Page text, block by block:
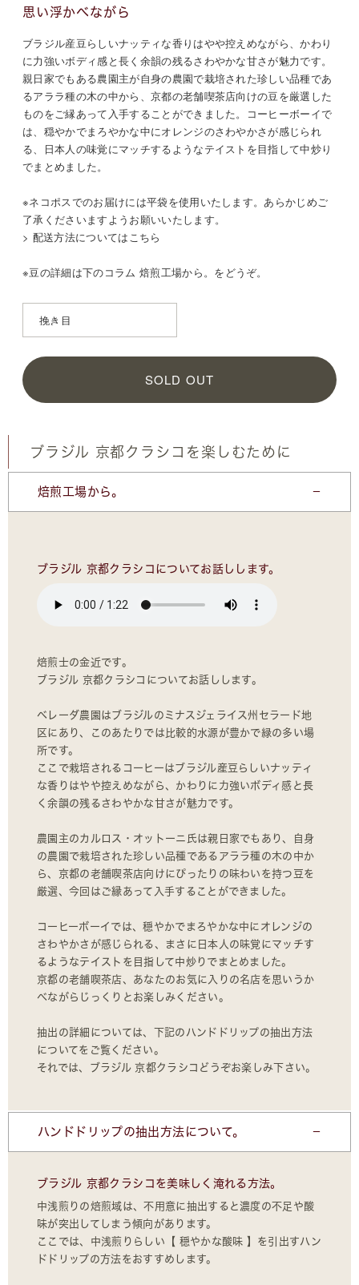
思い浮かべながら
ブラジル産豆らしいナッティな香りはやや控えめながら、かわり
に力強いボディ感と長く余韻の残るさわやかな甘さが魅力です。
親日家でもある農園主が自身の農園で栽培された珍しい品種であ
るアララ種の木の中から、京都の老舗喫茶店向けの豆を厳選した
ものをご縁あって入手することができました。コーヒーボーイで
は、穏やかでまろやかな中にオレンジのさわやかさが感じられ
る、日本人の味覚にマッチするようなテイストを目指して中炒り
でまとめました。
※ネコポスでのお届けには平袋を使用いたします。あらかじめご
了承くださいますようお願いいたします。
> 配送方法についてはこちら
※豆の詳細は下のコラム 焙煎工場から。をどうぞ。
SOLD OUT
ブラジル 京都クラシコを楽しむために
焙煎工場から。
ブラジル 京都クラシコについてお話しします。
焙煎士の金近です。
ブラジル 京都クラシコについてお話しします。
ベレーダ農園はブラジルのミナスジェライス州セラード地
区にあり、このあたりでは比較的水源が豊かで緑の多い場
所です。
ここで栽培されるコーヒーはブラジル産豆らしいナッティ
な香りはやや控えめながら、かわりに力強いボディ感と長
く余韻の残るさわやかな甘さが魅力です。
農園主のカルロス・オットーニ氏は親日家でもあり、自身
の農園で栽培された珍しい品種であるアララ種の木の中か
ら、京都の老舗喫茶店向けにぴったりの味わいを持つ豆を
厳選、今回はご縁あって入手することができました。
コーヒーボーイでは、穏やかでまろやかな中にオレンジの
さわやかさが感じられる、まさに日本人の味覚にマッチす
るようなテイストを目指して中炒りでまとめました。
京都の老舗喫茶店、あなたのお気に入りの名店を思いうか
べながらじっくりとお楽しみください。
抽出の詳細については、下記のハンドドリップの抽出方法
についてをご覧ください。
それでは、ブラジル 京都クラシコどうぞお楽しみ下さい。
ハンドドリップの抽出方法について。
ブラジル 京都クラシコを美味しく淹れる方法。
中浅煎りの焙煎域は、不用意に抽出すると濃度の不足や酸
味が突出してしまう傾向があります。
ここでは、中浅煎りらしい【 穏やかな酸味 】を引出すハン
ドドリップの方法をおすすめします。